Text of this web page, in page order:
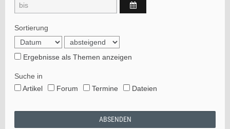
Sortierung
Ergebnisse als Themen anzeigen
Suche in
Artikel
Forum Termine Dateien